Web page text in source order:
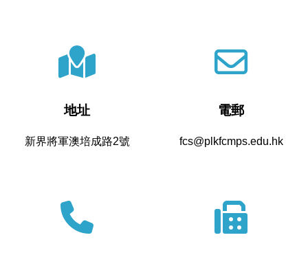
地址
新界將軍澳培成路2號
電郵
fcs@plkfcmps.edu.hk